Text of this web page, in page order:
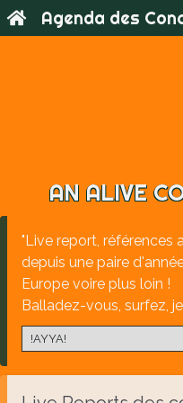
Agenda des
AN ALIVE
"Live report, références
depuis une paire
Europe voire plus loin !
Balladez-vous, surfez,